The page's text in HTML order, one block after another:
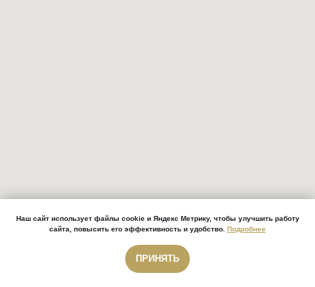
Звонок бесплатный
Наш сайт использует файлы cookie и Яндекс Метрику, чтобы улучшить работу
сайта, повысить его эффективность и удобство. Подробнее
ПРИНЯТЬ